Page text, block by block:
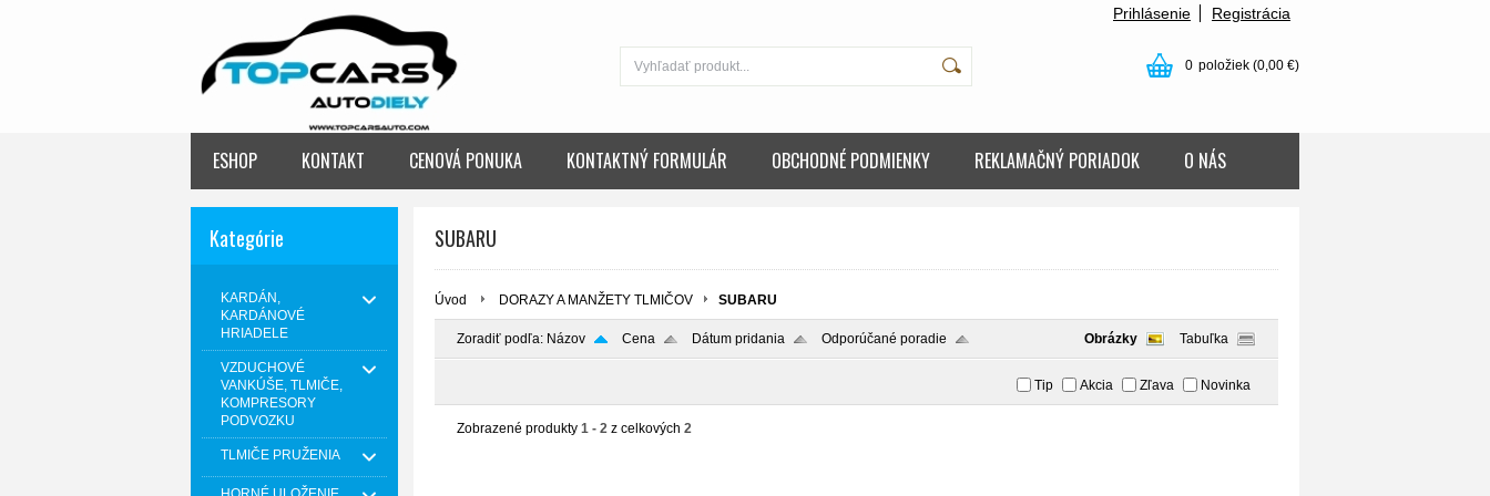
Prihlásenie Registrácia
0 položiek (0,00 €)
ESHOP KONTAKT CENOVÁ PONUKA KONTAKTNÝ FORMULÁR OBCHODNÉ PODMIENKY REKLAMAČNÝ PORIADOK O NÁS
Kategórie
KARDÁN,
KARDÁNOVÉ
HRIADELE
VZDUCHOVÉ
VANKÚŠE, TLMIČE,
KOMPRESORY
PODVOZKU
TLMIČE PRUŽENIA
SUBARU
Úvod DORAZY A MANŽETY TLMIČOV SUBARU
Zoradiť podľa: Názov Cena Dátum pridania Odporúčané poradie Obrázky Tabuľka
Tip Akcia Zľava Novinka
Zobrazené produkty 1 - 2 z celkových 2